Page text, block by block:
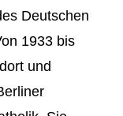
Deutschen
1933 bis
und